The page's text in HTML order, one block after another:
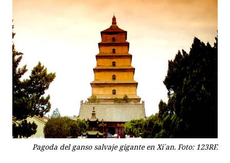
Pagoda del ganso salvaje gigante en Xi´an. Foto: 123RF.